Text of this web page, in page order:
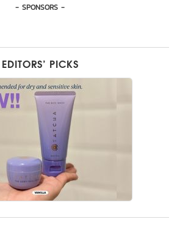
- SPONSORS -
EDITORS’ PICKS